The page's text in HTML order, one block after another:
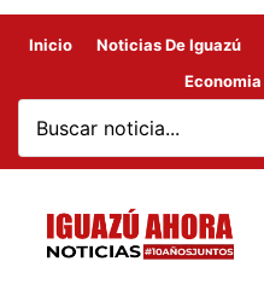
Inicio Noticias De Iguazú
Economia